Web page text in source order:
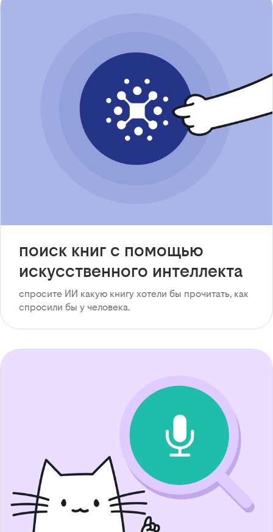
поиск книг с помощью
искусственного интеллекта
спросите ИИ какую книгу хотели бы прочитать, как
спросили бы у человека.